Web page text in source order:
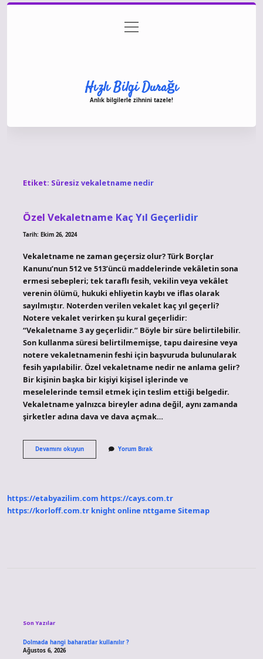
Gizlilik Politikası
menüyü
aç
Hızlı Bilgi Durağı
Anlık bilgilerle zihnini tazele!
Etiket: Süresiz vekaletname nedir
Özel Vekaletname Kaç Yıl Geçerlidir
Tarih: Ekim 26, 2024
Vekaletname ne zaman geçersiz olur? Türk Borçlar
Kanunu’nun 512 ve 513’üncü maddelerinde vekâletin sona
ermesi sebepleri; tek taraflı fesih, vekilin veya vekâlet
verenin ölümü, hukuki ehliyetin kaybı ve iflas olarak
sayılmıştır. Noterden verilen vekalet kaç yıl geçerli?
Notere vekalet verirken şu kural geçerlidir:
“Vekaletname 3 ay geçerlidir.” Böyle bir süre belirtilebilir.
Son kullanma süresi belirtilmemişse, tapu dairesine veya
notere vekaletnamenin feshi için başvuruda bulunularak
fesih yapılabilir. Özel vekaletname nedir ne anlama gelir?
Bir kişinin başka bir kişiyi kişisel işlerinde ve
meselelerinde temsil etmek için teslim ettiği belgedir.
Vekaletname yalnızca bireyler adına değil, aynı zamanda
şirketler adına dava ve dava açmak…
Devamını okuyunÖzel
Vekaletname
Yorum Bırak
https://etabyazilim.com https://cays.com.tr
https://korloff.com.tr knight online nttgame Sitemap
Son Yazılar
Dolmada hangi baharatlar kullanılır ?
Ağustos 6, 2026